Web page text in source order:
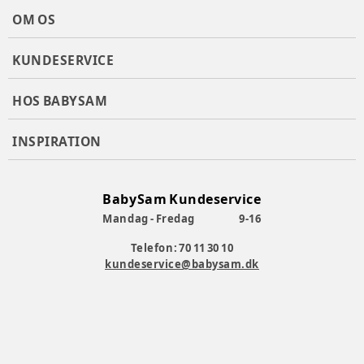
OM OS
KUNDESERVICE
HOS BABYSAM
INSPIRATION
BabySam Kundeservice
Mandag - Fredag
9-16
Telefon: 70 11 30 10
kundeservice@babysam.dk